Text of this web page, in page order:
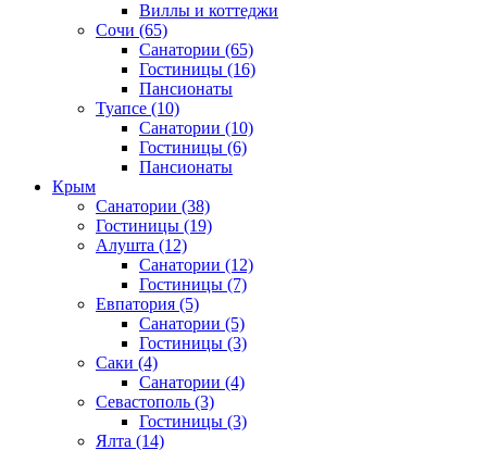
Виллы и коттеджи
Сочи (65)
Санатории (65)
Гостиницы (16)
Пансионаты
Туапсе (10)
Санатории (10)
Гостиницы (6)
Пансионаты
Крым
Санатории (38)
Гостиницы (19)
Алушта (12)
Санатории (12)
Гостиницы (7)
Евпатория (5)
Санатории (5)
Гостиницы (3)
Саки (4)
Санатории (4)
Севастополь (3)
Гостиницы (3)
Ялта (14)